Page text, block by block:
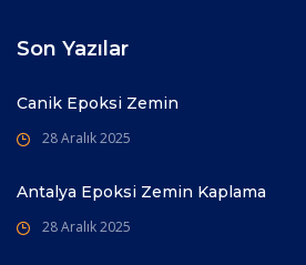
Son Yazılar
Canik Epoksi Zemin
28 Aralık 2025
Antalya Epoksi Zemin Kaplama
28 Aralık 2025